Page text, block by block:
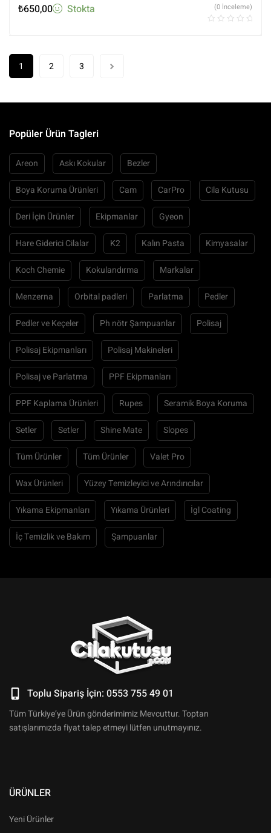
₺650,00 Stokta (0 İnceleme)
1 2 3
Popüler Ürün Tagleri
Areon Askı Kokular Bezler
Boya Koruma Ürünleri Cam CarPro Cila Kutusu
Deri İçin Ürünler Ekipmanlar Gyeon
Hare Giderici Cilalar K2 Kalın Pasta Kimyasalar
Koch Chemie Kokulandırma Markalar
Menzerna Orbital padleri Parlatma Pedler
Pedler ve Keçeler Ph nötr Şampuanlar Polisaj
Polisaj Ekipmanları Polisaj Makineleri
Polisaj ve Parlatma PPF Ekipmanları
PPF Kaplama Ürünleri Rupes Seramik Boya Koruma
Setler Setler Shine Mate Slopes
Tüm Ürünler Tüm Ürünler Valet Pro
Wax Ürünleri Yüzey Temizleyici ve Arındırıcılar
Yıkama Ekipmanları Yıkama Ürünleri İgl Coating
İç Temizlik ve Bakım Şampuanlar
Toplu Sipariş İçin: 0553 755 49 01
Tüm Türkiye’ye Ürün gönderimimiz Mevcuttur. Toptan
satışlarımızda fiyat talep etmeyi lütfen unutmayınız.
ÜRÜNLER
Yeni Ürünler